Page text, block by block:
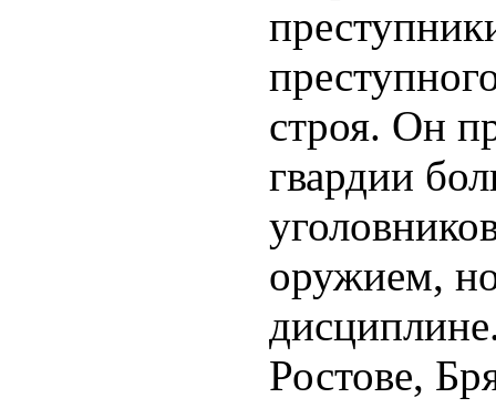
строя. Он
гвардии
оружием,
Ростове,